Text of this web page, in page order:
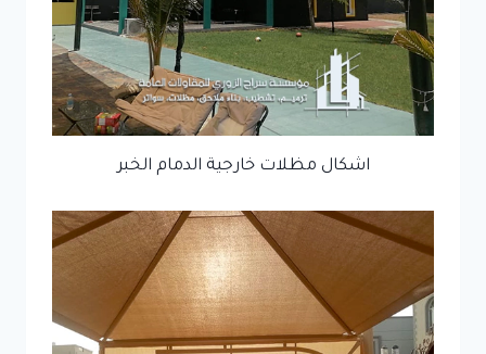
اشكال مظلات خارجية الدمام الخبر